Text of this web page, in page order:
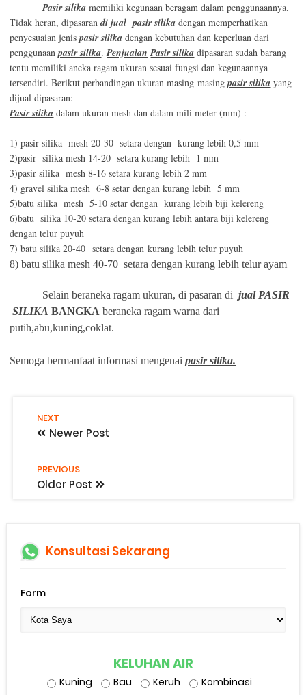
Pasir silika memiliki kegunaan beragam dalam penggunaannya.
Tidak heran, dipasarandi jual pasir silika dengan memperhatikan
penyesuaian jenispasir silika dengan kebutuhan dan keperluan dari
penggunaanpasir silika.Penjualan Pasir silika dipasaran sudah barang
tentu memiliki aneka ragam ukuran sesuai fungsi dan kegunaannya
tersendiri. Berikut perbandingan ukuran masing-masingpasir silika yang
dijual dipasaran:
Pasir silika dalam ukuran mesh dan dalam mili meter (mm) :
1) pasir silika mesh 20-30 setara dengan kurang lebih 0,5 mm
2)pasir silika mesh 14-20 setara kurang lebih 1 mm
3)pasir silika mesh 8-16 setara kurang lebih 2 mm
4) gravel silika mesh 6-8 setar dengan kurang lebih 5 mm
5)batu silika mesh 5-10 setar dengan kurang lebih biji kelereng
6)batu silika 10-20 setara dengan kurang lebih antara biji kelereng
dengan telur puyuh
7) batu silika 20-40 setara dengan kurang lebih telur puyuh
8) batu silika mesh 40-70 setara dengan kurang lebih telur ayam
Selain beraneka ragam ukuran, di pasaran dijual PASIR
SILIKA BANGKA beraneka ragam warna dari
putih,abu,kuning,coklat.
Semoga bermanfaat informasi mengenaipasir silika.
NEXT
Newer Post
PREVIOUS
Older Post
Konsultasi Sekarang
Form
KELUHAN AIR
Kuning Bau Keruh Kombinasi